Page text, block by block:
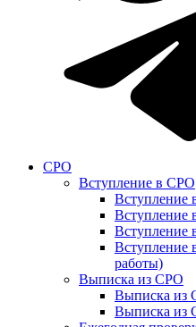
СРО
Вступление в СРО
Вступление
Вступление
Вступление
работы)
Выписка из СРО
Выписка
Выписка